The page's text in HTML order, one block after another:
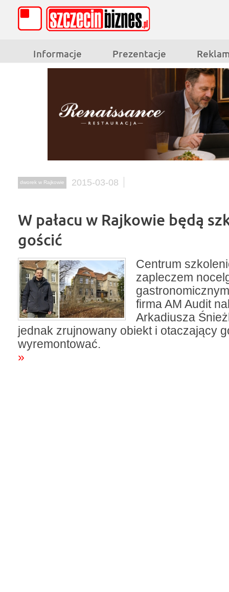
Informacje Prezentacje
dworek w Rajkowie 2015-03-08
W pałacu w Rajkowie będą
gościć
Centrum
zapleczem
firma AM Audit
Arkadiusza
jednak zrujnowany obiekt i otaczający
wyremontować.
»